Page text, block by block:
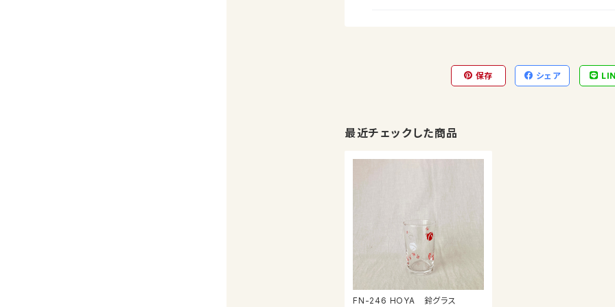
保存 シェア
最近チェックした商品
FN-246 HOYA 鈴グラス